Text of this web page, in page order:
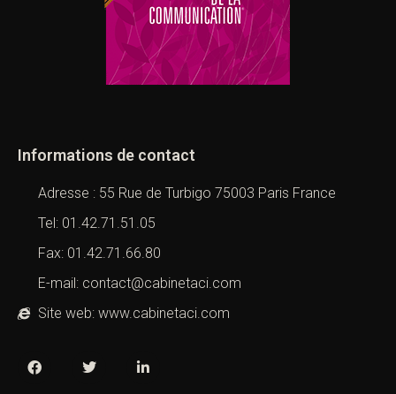
Informations de contact
Adresse : 55 Rue de Turbigo 75003 Paris France
Tel: 01.42.71.51.05
Fax: 01.42.71.66.80
E-mail: contact@cabinetaci.com
Site web: www.cabinetaci.com